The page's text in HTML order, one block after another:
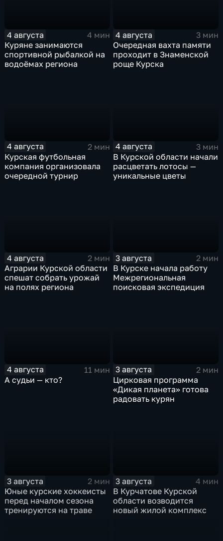
4 августа
4 мин
Куряне занимаются
спортивной рыбалкой на
водоёмах региона
4 августа
3 мин
Очередная вахта памяти
проходит в Знаменской
роще Курска
4 августа
2 мин
Курская футбольная
компания организовала
очередной турнир
4 августа
3 мин
В Курской области начали
расцветать лотосы —
уникальные цветы
4 августа
2 мин
Аграрии Курской области
спешат собрать урожай
на полях региона
3 августа
2 мин
В Курске начала работу
Межрегиональная
поисковая экспедиция
4 августа
11 мин
А судьи — кто?
3 августа
2 мин
Цирковая программа
«Дикая планета» готова
радовать курян
3 августа
2 мин
Юные курские хоккеисты
перед началом сезона
тренируются на траве
3 августа
4 мин
В Курчатове Курской
области возводится
новый жилой комплекс